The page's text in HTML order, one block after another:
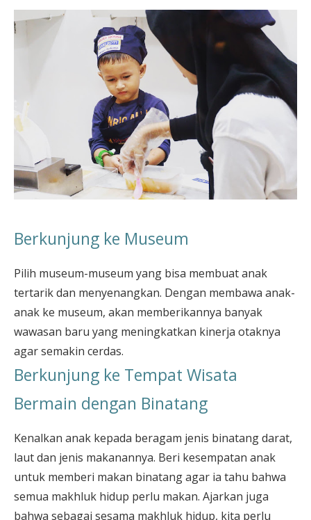
Berkunjung ke Museum
Pilih museum-museum yang bisa membuat anak
tertarik dan menyenangkan. Dengan membawa anak-
anak ke museum, akan memberikannya banyak
wawasan baru yang meningkatkan kinerja otaknya
agar semakin cerdas.
Berkunjung ke Tempat Wisata
Bermain dengan Binatang
Kenalkan anak kepada beragam jenis binatang darat,
laut dan jenis makanannya. Beri kesempatan anak
untuk memberi makan binatang agar ia tahu bahwa
semua makhluk hidup perlu makan. Ajarkan juga
bahwa sebagai sesama makhluk hidup, kita perlu